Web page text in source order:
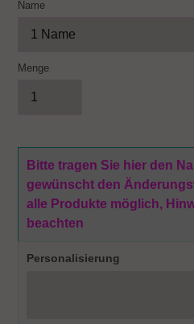
Name
Menge
Bitte tragen Sie hier den
gewünscht den
alle Produkte möglich,
beachten
Personalisierung